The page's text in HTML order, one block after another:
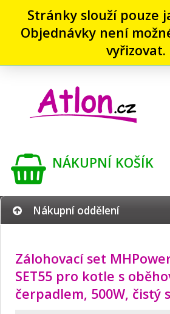
Stránky slouží pouze
Objednávky není
vyřizovat.
NÁKUPNÍ KOŠÍK
Nákupní oddělení
Zálohovací set
SET55 pro kotle s
čerpadlem, 500W, čistý